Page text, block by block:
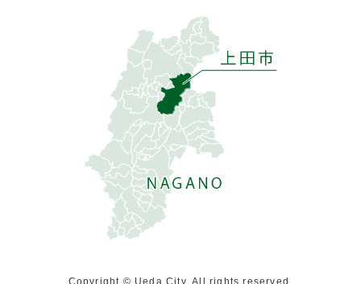
Copyright © Ueda City. All rights reserved.